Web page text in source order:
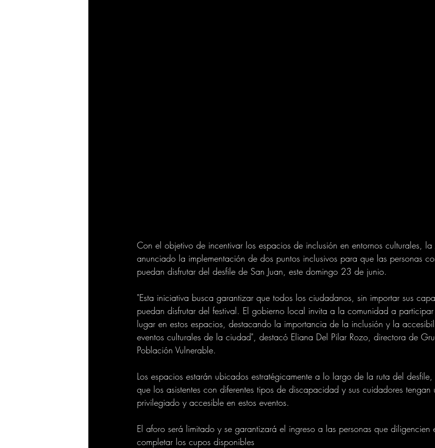
Con el objetivo de incentivar los espacios de inclusión en entornos culturales,
anunciado la implementación de dos puntos inclusivos para que las personas
puedan disfrutar del desfile de San Juan, este domingo 23 de junio.
"Esta iniciativa busca garantizar que todos los ciudadanos, sin importar sus
puedan disfrutar del festival. El gobierno local invita a la comunidad a
lugar en estos espacios, destacando la importancia de la inclusión y la
eventos culturales de la ciudad", destacó Eliana Del Pilar Rozo, directora de
Población Vulnerable.
Los espacios estarán ubicados estratégicamente a lo largo de la ruta del
que los asistentes con diferentes tipos de discapacidad y sus cuidadores tengan
privilegiado y accesible en estos eventos.
El aforo será limitado y se garantizará el ingreso a las personas que diligencien
completar los cupos disponibles